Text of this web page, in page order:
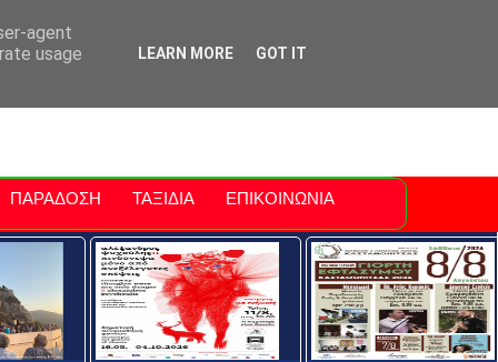
Polis
ΠΑΡΑΔΟΣΗ ΤΑΞΙΔΙΑ ΕΠΙΚΟΙΝΩΝΙΑ
agent
usage
LEARN MORE GOT IT